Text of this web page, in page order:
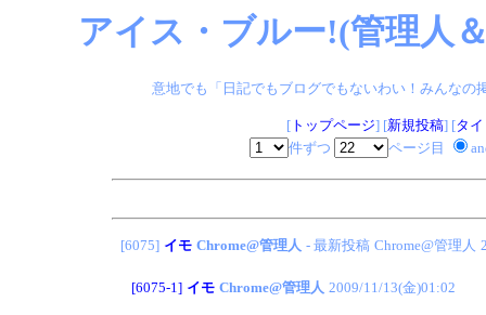
アイス・ブルー!(管理人
意地でも「日記でもブログでもないわい！みんなの
[トップページ] [新規投稿] [タ
件ずつ
ページ目
[6075] イモ Chrome@管理人 - 最新投稿 Chrome@管理人
[6075-1] イモ Chrome@管理人 2009/11/13(金)01:02